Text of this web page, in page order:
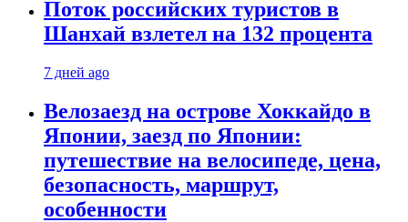
Поток российских туристов в
Шанхай взлетел на 132 процента
7 дней ago
Велозаезд на острове Хоккайдо в
Японии, заезд по Японии:
путешествие на велосипеде, цена,
безопасность, маршрут,
особенности